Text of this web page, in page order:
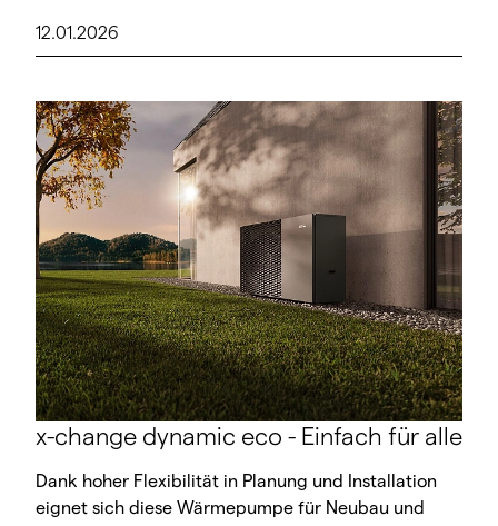
12.01.2026
x-change dynamic eco - Einfach für alle
Dank hoher Flexibilität in Planung und Installation
eignet sich diese Wärmepumpe für Neubau und